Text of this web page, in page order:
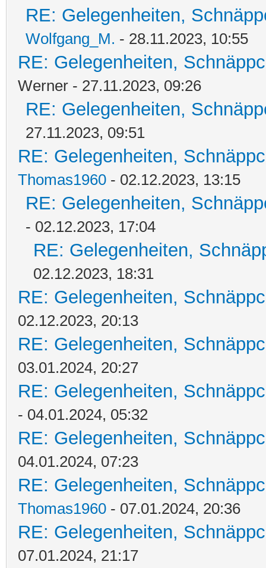
RE: Gelegenheiten,
Wolfgang_M. - 28.11.2023, 10:55
RE: Gelegenheiten,
Werner - 27.11.2023, 09:26
RE: Gelegenheiten,
27.11.2023, 09:51
RE: Gelegenheiten,
Thomas1960 - 02.12.2023, 13:15
RE: Gelegenheiten,
- 02.12.2023, 17:04
RE: Gelegenheiten,
02.12.2023, 18:31
RE: Gelegenheiten,
02.12.2023, 20:13
RE: Gelegenheiten,
03.01.2024, 20:27
RE: Gelegenheiten,
- 04.01.2024, 05:32
RE: Gelegenheiten,
04.01.2024, 07:23
RE: Gelegenheiten,
Thomas1960 - 07.01.2024, 20:36
RE: Gelegenheiten,
07.01.2024, 21:17